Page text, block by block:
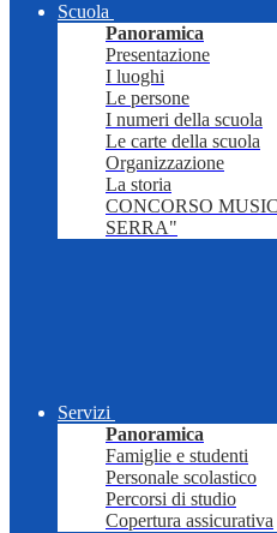
Scuola
Panoramica
Presentazione
I luoghi
Le persone
I numeri della scuola
Le carte della scuola
Organizzazione
La storia
CONCORSO
SERRA"
Servizi
Panoramica
Famiglie e studenti
Personale scolastico
Percorsi di studio
Copertura assicurativa